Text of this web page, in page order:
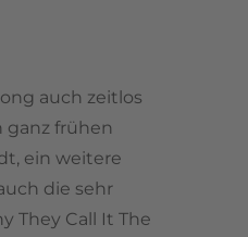
auch zeitlos
ganz frühen
ein weitere
die sehr
They Call It The